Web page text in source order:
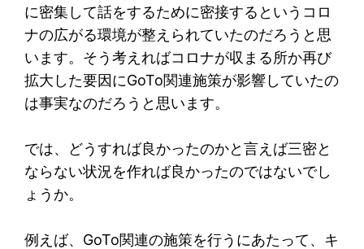
に密集して話をするために密接するというコロ
ナの広がる環境が整えられていたのだろうと思
います。そう考えればコロナが収まる所か再び
拡大した要因にGoTo関連施策が影響していたの
は事実なのだろうと思います。
では、どうすれば良かったのかと言えば三密と
ならない状況を作れば良かったのではないでし
ょうか。
例えば、GoTo関連の施策を行うにあたって、キ